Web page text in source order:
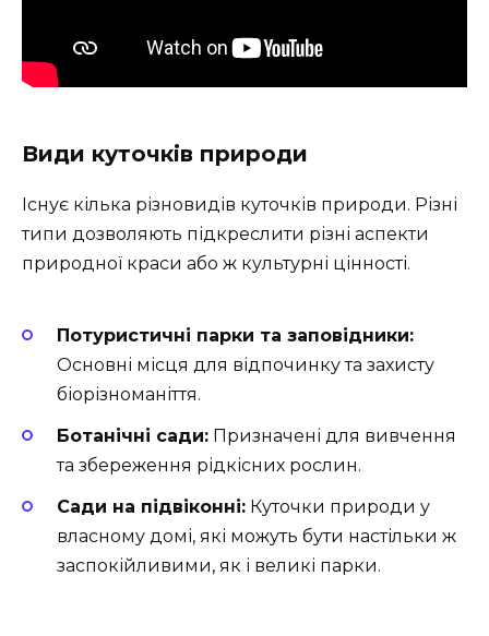
Види куточків природи
Існує кілька різновидів куточків природи. Різні
типи дозволяють підкреслити різні аспекти
природної краси або ж культурні цінності.
Потуристичні парки та заповідники:
Основні місця для відпочинку та захисту
біорізноманіття.
Ботанічні сади: Призначені для вивчення
та збереження рідкісних рослин.
Сади на підвіконні: Куточки природи у
власному домі, які можуть бути настільки ж
заспокійливими, як і великі парки.